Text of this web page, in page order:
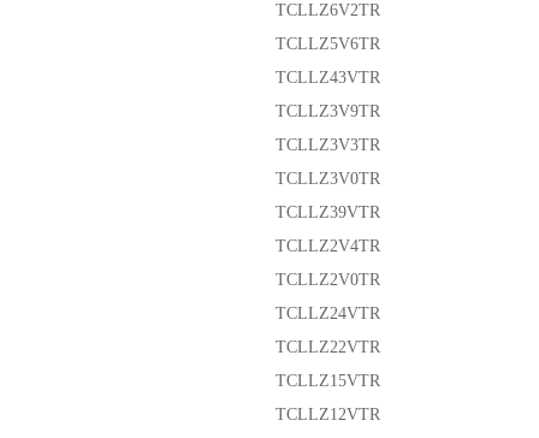
TCLLZ6V2TR
TCLLZ5V6TR
TCLLZ43VTR
TCLLZ3V9TR
TCLLZ3V3TR
TCLLZ3V0TR
TCLLZ39VTR
TCLLZ2V4TR
TCLLZ2V0TR
TCLLZ24VTR
TCLLZ22VTR
TCLLZ15VTR
TCLLZ12VTR